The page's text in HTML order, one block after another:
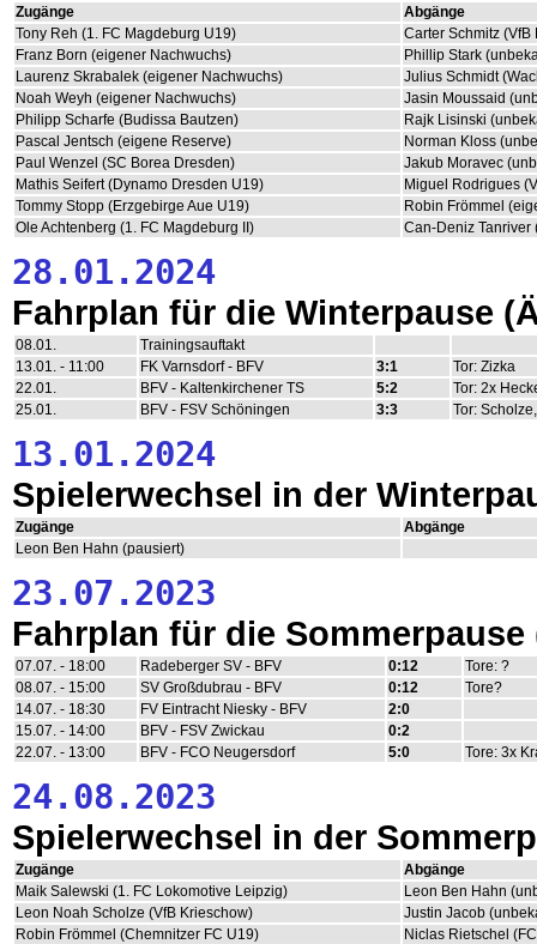
Zugänge
Abgänge
Tony Reh (1. FC Magdeburg U19)
Carter Schmitz (VfB
Franz Born (eigener Nachwuchs)
Phillip Stark
Laurenz Skrabalek (eigener Nachwuchs)
Julius Schmidt
Noah Weyh (eigener Nachwuchs)
Jasin Moussaid
Philipp Scharfe (Budissa Bautzen)
Rajk Lisinski
Pascal Jentsch (eigene Reserve)
Norman Kloss
Paul Wenzel (SC Borea Dresden)
Jakub Moravec
Mathis Seifert (Dynamo Dresden U19)
Miguel Rodrigues
Tommy Stopp (Erzgebirge Aue U19)
Robin Frömmel
Ole Achtenberg (1. FC Magdeburg II)
Can-Deniz Tanriver
28.01.2024
Fahrplan für die Winterpause
08.01.
Trainingsauftakt
13.01. - 11:00
FK Varnsdorf - BFV 3:1
Tor: Zizka
22.01.
BFV - Kaltenkirchener TS 5:2
Tor: 2x
25.01.
BFV - FSV Schöningen 3:3 Tor:
13.01.2024
Spielerwechsel in der
Zugänge
Abgänge
Leon Ben Hahn (pausiert)
23.07.2023
Fahrplan für die
07.07. - 18:00 Radeberger SV - BFV 0:12
Tore: ?
08.07. - 15:00
SV Großdubrau - BFV 0:12
Tore?
14.07. - 18:30
FV Eintracht Niesky - BFV
2:0
15.07. - 14:00
BFV - FSV Zwickau
0:2
22.07. - 13:00
BFV - FCO Neugersdorf 5:0 Tore: 3x
24.08.2023
Spielerwechsel in der
Zugänge
Abgänge
Maik Salewski (1. FC Lokomotive Leipzig)
Leon Ben Hahn
Leon Noah Scholze (VfB Krieschow)
Justin Jacob
Robin Frömmel (Chemnitzer FC U19)
Niclas Rietschel